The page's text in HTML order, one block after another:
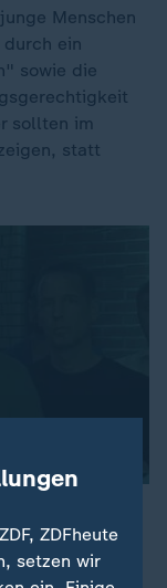
Menschen
ein
sowie die
sollten im
statt
den jungen
zu wenig zu
das jedoch
ZDFheute
setzen wir